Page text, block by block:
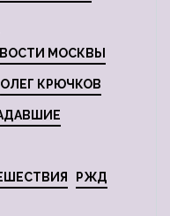
МОСКВЫ
ОЛЕГ КРЮЧКОВ
РЖД